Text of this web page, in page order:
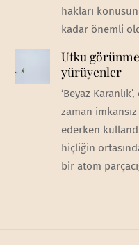
hakları
kadar önemli
Ufku
yürüyenler
‘Beyaz
zaman
ederken
hiçliğin
bir atom